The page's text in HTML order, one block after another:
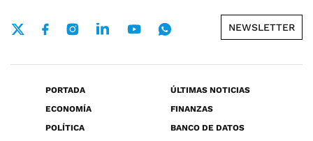
NEWSLETTER
PORTADA
ÚLTIMAS NOTICIAS
ECONOMÍA
FINANZAS
POLÍTICA
BANCO DE DATOS